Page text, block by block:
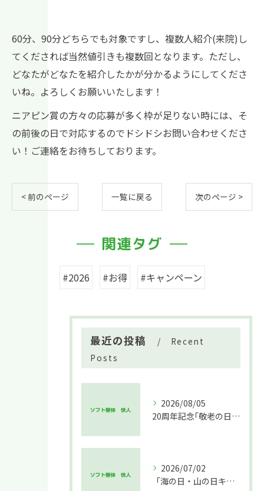
60分、90分どちらでも対象ですし、複数人紹介(来院)し
てくだされば当然値引きも複数回となります。ただし、
どなたがどなたを紹介したかが分かるようにしてくださ
いね。よろしくお願いいたします！
ニアピン賞の方々の応募が多く枠が足りない時には、そ
の前後の日で対応するのでドシドシお問い合わせくださ
い！ご連絡をお待ちしております。
< 前のページ 一覧に戻る 次のページ >
関連タグ
#2026 #お得 #キャンペーン
最近の投稿
Recent
Posts
2026/08/05
20周年記念｢敬老の日キャンペーン｣のお知らせ
2026/07/02
「海の日・山の日キャンペーン」追記